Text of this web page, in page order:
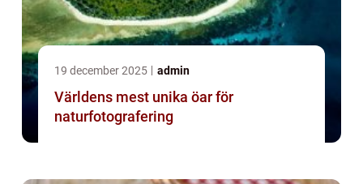
19 december 2025 admin
Världens mest unika öar för
naturfotografering